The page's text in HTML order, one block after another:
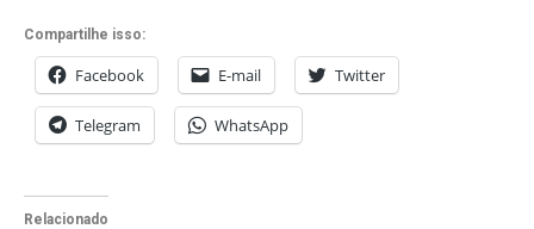
Compartilhe isso:
Facebook E-mail Twitter
Telegram WhatsApp
Relacionado